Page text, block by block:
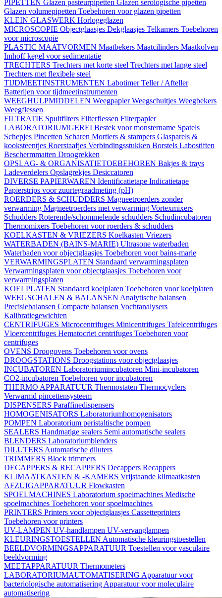
PIPETTEN Glazen pasteurpipetten Glazen serologische pipetten
Glazen volumepipetten Toebehoren voor glazen pipetten
KLEIN GLASWERK Horlogeglazen
MICROSCOPIE Objectglaasjes Dekglaasjes Telkamers Toebehoren
voor microscopie
PLASTIC MAATVORMEN Maatbekers Maatcilinders Maatkolven
Imhoff kegel voor sedimentatie
TRECHTERS Trechters met korte steel Trechters met lange steel
Trechters met flexibele steel
TIJDMEETINSTRUMENTEN LabotimerTeller / Afteller
Batterijen voor tijdmeetinstrumenten
WEEGHULPMIDDELEN WeegpapierWeegschuitjes Weegbekers
Weegflessen
FILTRATIE Spuitfilters Filterflessen Filterpapier
LABORATORIUMGEREI Bestek voor monstername Spatels
Schepjes Pincetten Scharen Mortiers & stampers Glasparels &
kooksteentjes Roerstaafjes Verbindingsstukken Borstels Labostiften
Beschermmatten Droogrekken
OPSLAG- & ORGANISATIETOEBEHOREN Bakjes & trays
Ladeverdelers Opslagrekjes Desiccatoren
DIVERSE PAPIERWAREN Identificatietape Indicatietape
Papierstrips voor zuurtegraadmeting (pH)
ROERDERS & SCHUDDERS Magneetroerders zonder
verwarming Magneetroerders met verwarming Vortexmixers
Schudders Roterende/schommelende schudders Schudincubatoren
Thermomixers Toebehoren voor roerders & schudders
KOELKASTEN & VRIEZERS Koelkasten Vriezers
WATERBADEN (BAINS-MARIE) Ultrasone waterbaden
Waterbaden voor objectglaasjes Toebehoren voor bains-marie
VERWARMINGSPLATEN Standaard verwarmingsplaten
Verwarmingsplaten voor objectglaasjes Toebehoren voor
verwarmingsplaten
KOELPLATEN Standaard koelplaten Toebehoren voor koelplaten
WEEGSCHALEN & BALANSEN Analytische balansen
Precisiebalansen Compacte balansen Vochtanalysers
Kalibratiegewichten
CENTRIFUGES Microcentrifuges Minicentrifuges Tafelcentrifuges
Vloercentrifuges Hematocriet centrifuges Toebehoren voor
centrifuges
OVENS Droogovens Toebehoren voor ovens
DROOGSTATIONS Droogstations voor objectglaasjes
INCUBATOREN Laboratoriumincubatoren Mini-incubatoren
CO2-incubatoren Toebehoren voor incubatoren
THERMO APPARATUUR Thermostaten Thermocyclers
Verwarmd pincettensysteem
DISPENSERS Paraffinedispensers
HOMOGENISATORS Laboratoriumhomogenisators
POMPEN Laboratorium peristaltische pompen
SEALERS Handmatige sealers Semi automatische sealers
BLENDERS Laboratoriumblenders
DILUTERS Automatische diluters
TRIMMERS Block trimmers
DECAPPERS & RECAPPERS Decappers Recappers
KLIMAATKASTEN & -KAMERS Vrijstaande klimaatkasten
AFZUIGAPPARATUUR Flowkasten
SPOELMACHINES Laboratorium spoelmachines Medische
spoelmachines Toebehoren voor spoelmachines
PRINTERS Printers voor objectglaasjes Cassetteprinters
Toebehoren voor printers
UV-LAMPEN UV-handlampen UV-vervanglampen
KLEURINGSTOESTELLEN Automatische kleuringstoestellen
BEELDVORMINGSAPPARATUUR Toestellen voor vasculaire
beeldvorming
MEETAPPARATUUR Thermometers
LABORATORIUMAUTOMATISERING Apparatuur voor
bacteriologische automatisering Apparatuur voor moleculaire
automatisering